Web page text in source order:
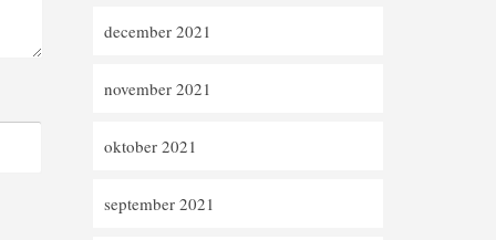
december 2021
november 2021
oktober 2021
september 2021